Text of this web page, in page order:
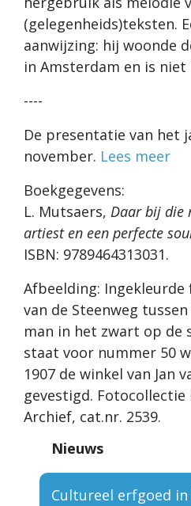
(gelegenheids)teksten.
aanwijzing: hij woonde
in Amsterdam en is niet
----
De presentatie van het
november. Lees meer
Boekgegevens:
L. Mutsaers, Daar bij die
artiest en een perfecte
ISBN: 9789464313031.
Afbeelding:
van de Steenweg tussen
man in het zwart op de
staat voor nummer 50
1907 de winkel van Jan
gevestigd.
Archief, cat.nr. 2539.
Nieuws
Cultureel erfgoed